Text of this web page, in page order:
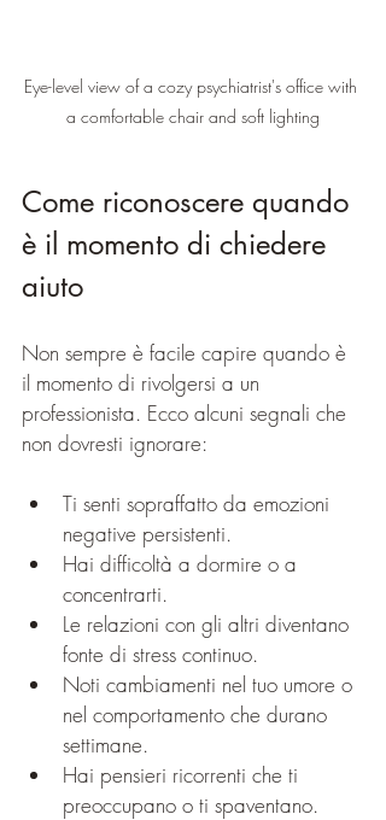
Eye-level view of a cozy psychiatrist's office with
a comfortable chair and soft lighting
Come riconoscere quando
è il momento di chiedere
aiuto
Non sempre è facile capire quando è
il momento di rivolgersi a un
professionista. Ecco alcuni segnali che
non dovresti ignorare:
Ti senti sopraffatto da emozioni
negative persistenti.
Hai difficoltà a dormire o a
concentrarti.
Le relazioni con gli altri diventano
fonte di stress continuo.
Noti cambiamenti nel tuo umore o
nel comportamento che durano
settimane.
Hai pensieri ricorrenti che ti
preoccupano o ti spaventano.